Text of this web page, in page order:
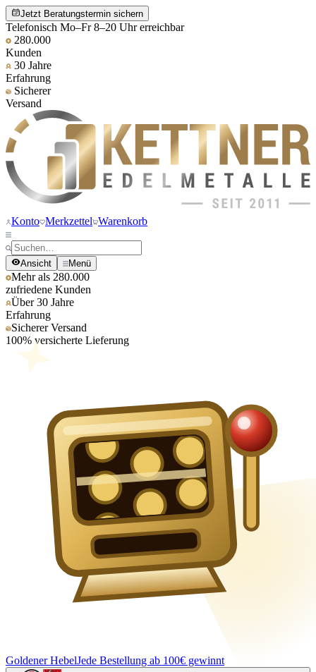
Jetzt Beratungstermin sichern
Telefonisch Mo–Fr 8–20 Uhr erreichbar
280.000
Kunden
30 Jahre
Erfahrung
Sicherer
Versand
Konto Merkzettel Warenkorb
Ansicht Menü
Mehr als 280.000
zufriedene Kunden
Über 30 Jahre
Erfahrung
Sicherer Versand
100% versicherte Lieferung
Goldener HebelJede Bestellung ab 100€ gewinnt